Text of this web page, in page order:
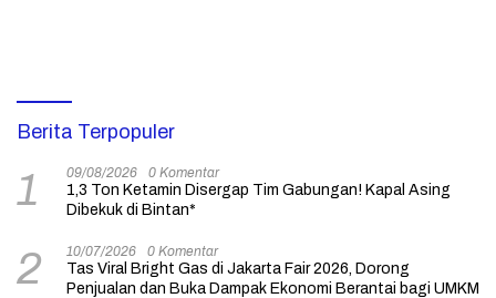
Berita Terpopuler
1 09/08/2026 0 Komentar
1,3 Ton Ketamin Disergap Tim Gabungan! Kapal Asing
Dibekuk di Bintan*
2 10/07/2026 0 Komentar
Tas Viral Bright Gas di Jakarta Fair 2026, Dorong
Penjualan dan Buka Dampak Ekonomi Berantai bagi UMKM